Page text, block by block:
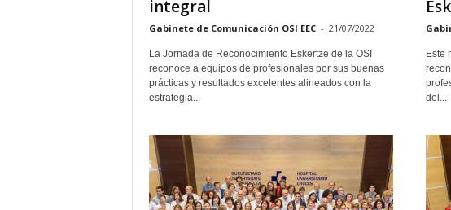
integral
Gabinete de Comunicación OSI EEC - 21/07/2022
La Jornada de Reconocimiento Eskertze de la OSI
reconoce a equipos de profesionales por sus buenas
prácticas y resultados excelentes alineados con la
estrategia...
Este
del...